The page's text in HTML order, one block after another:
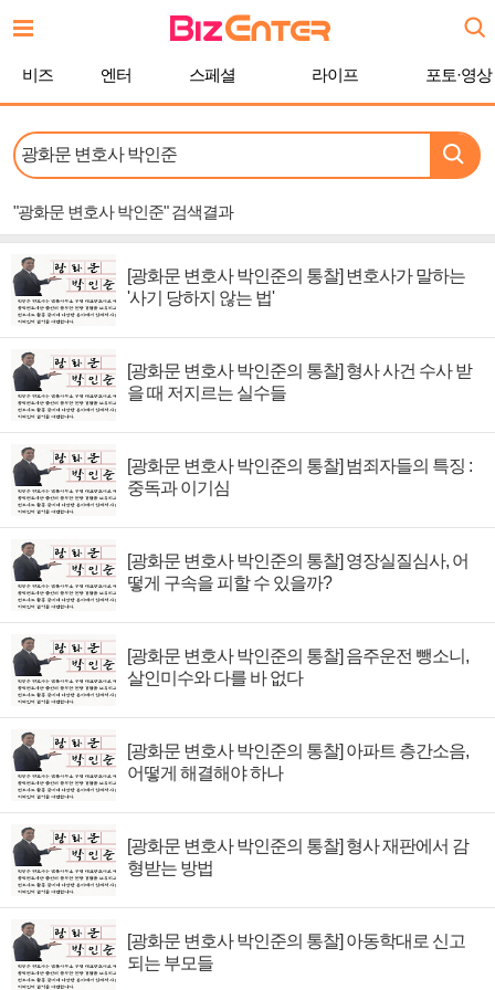
문
비즈 엔터 스페셜 라이프 포토·영상
"광화문 변호사 박인준" 검색결과
[광화문 변호사 박인준의 통찰] 변호사가 말하는
'사기 당하지 않는 법'
[광화문 변호사 박인준의 통찰] 형사 사건 수사 받
을 때 저지르는 실수들
[광화문 변호사 박인준의 통찰] 범죄자들의 특징 :
중독과 이기심
[광화문 변호사 박인준의 통찰] 영장실질심사, 어
떻게 구속을 피할 수 있을까?
[광화문 변호사 박인준의 통찰] 음주운전 뺑소니,
살인미수와 다를 바 없다
[광화문 변호사 박인준의 통찰] 아파트 층간소음,
어떻게 해결해야 하나
[광화문 변호사 박인준의 통찰] 형사 재판에서 감
형받는 방법
[광화문 변호사 박인준의 통찰] 아동학대로 신고
되는 부모들